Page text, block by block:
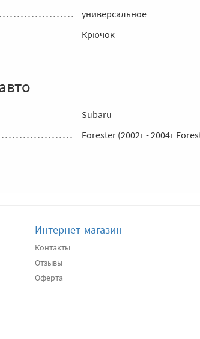
универсальное
Крючок
Subaru
Forester (2002г - 2004г
Интернет-магазин
Контакты
Отзывы
Оферта